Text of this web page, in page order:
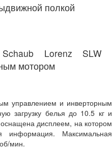
полкой
Lorenz SLW
мотором
управлением и инверторным
загрузку белья до 10.5 кг и
дисплеем, на котором
информация. Максимальная
мин.